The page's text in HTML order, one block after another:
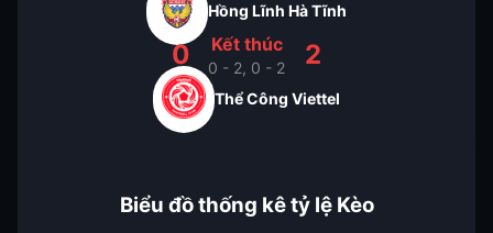
Hồng Lĩnh Hà Tĩnh
0 Kết thúc
0 - 2, 0 - 2 2
Thể Công Viettel
Biểu đồ thống kê tỷ lệ Kèo